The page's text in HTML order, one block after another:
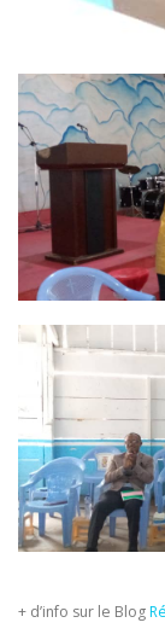
+ d’info sur le Blog